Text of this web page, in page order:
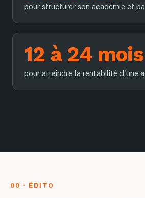
pour structurer son académie et
12 à 24 mois
pour atteindre la rentabilité d'une
00 · ÉDITO